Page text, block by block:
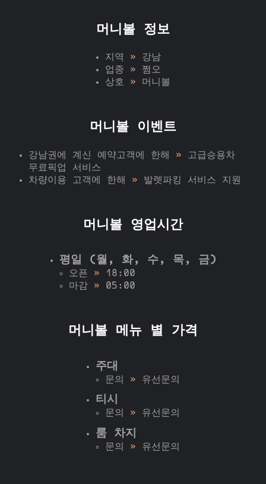
머니볼 정보
지역 » 강남
업종 » 쩜오
상호 » 머니볼
머니볼 이벤트
강남권에 계신 예약고객에 한해 » 고급승용차
무료픽업 서비스
차량이용 고객에 한해 » 발렛파킹 서비스 지원
머니볼 영업시간
평일 (월, 화, 수, 목, 금)
오픈 » 18:00
마감 » 05:00
머니볼 메뉴 별 가격
주대
문의 » 유선문의
티시
문의 » 유선문의
룸 차지
문의 » 유선문의